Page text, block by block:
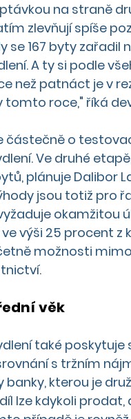
na straně
zlevňují spíše
se 167 byty
A ty si podle
než patnáct je v
tomto roce," říká
částečně o
Ve druhé
plánuje Dalibor
jsou totiž pro
okamžitou
výši 25 procent
možnosti
věk
také
s tržním
banky, kterou je
lze kdykoli